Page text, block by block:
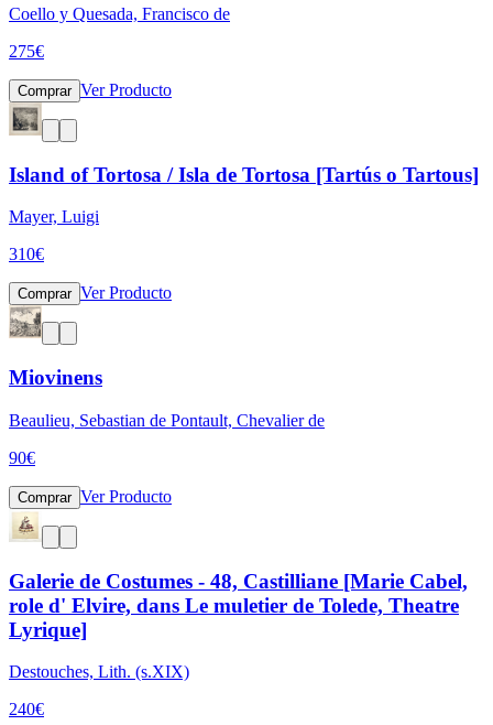
Coello y Quesada, Francisco de
275€
Comprar Ver Producto
Island of Tortosa / Isla de Tortosa [Tartús o Tartous]
Mayer, Luigi
310€
Comprar Ver Producto
Miovinens
Beaulieu, Sebastian de Pontault, Chevalier de
90€
Comprar Ver Producto
Galerie de Costumes - 48, Castilliane [Marie Cabel,
role d' Elvire, dans Le muletier de Tolede, Theatre
Lyrique]
Destouches, Lith. (s.XIX)
240€